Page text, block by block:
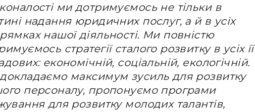
ми дотримуємось не тільки в
надання юридичних послуг, а й в усіх
нашої діяльності. Ми повністю
стратегії сталого розвитку в усіх її
економічній, соціальній, екологічній.
максимум зусиль для розвитку
персоналу, пропонуємо програми
для розвитку молодих талантів,